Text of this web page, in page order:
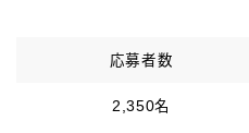
応募者数
2,350名